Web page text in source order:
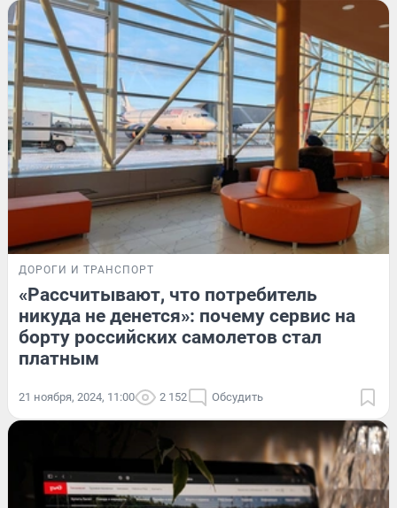
ДОРОГИ И ТРАНСПОРТ
«Рассчитывают, что потребитель
никуда не денется»: почему сервис на
борту российских самолетов стал
платным
21 ноября, 2024, 11:00 2 152 Обсудить